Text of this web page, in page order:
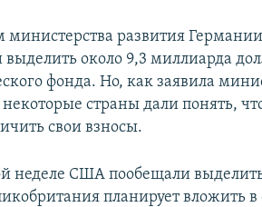
развития
около 9,3 миллиарда
фонда. Но, как заявила
страны дали понять,
свои взносы.
неделе США пообещали
планирует вложить